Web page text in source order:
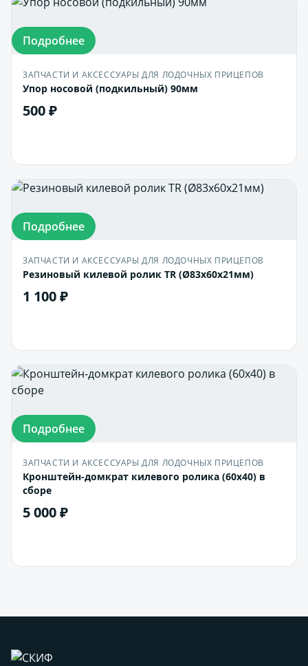
Подробнее
ЗАПЧАСТИ И АКСЕССУАРЫ ДЛЯ ЛОДОЧНЫХ ПРИЦЕПОВ
Упор носовой (подкильный) 90мм
500 ₽
Подробнее
ЗАПЧАСТИ И АКСЕССУАРЫ ДЛЯ ЛОДОЧНЫХ ПРИЦЕПОВ
Резиновый килевой ролик TR (Ø83x60x21мм)
1 100 ₽
Подробнее
ЗАПЧАСТИ И АКСЕССУАРЫ ДЛЯ ЛОДОЧНЫХ ПРИЦЕПОВ
Кронштейн-домкрат килевого ролика (60х40) в
сборе
5 000 ₽